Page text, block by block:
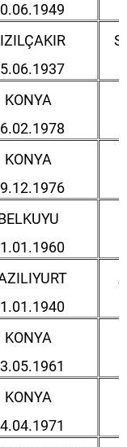
KONYA
KONYA
KONYA
KONYA